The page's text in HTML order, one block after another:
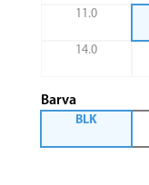
11.0
14.0
Barva
BLK